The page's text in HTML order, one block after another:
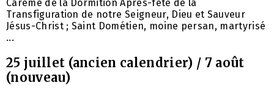
Carême de la Dormition Après-fête de la
Transfiguration de notre Seigneur, Dieu et Sauveur
Jésus-Christ ; Saint Dométien, moine persan, martyrisé
...
25 juillet (ancien calendrier) / 7 août
(nouveau)